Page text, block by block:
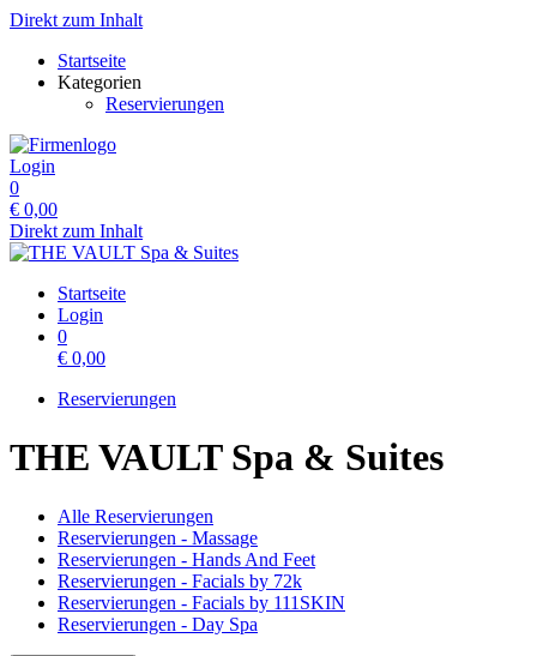
Direkt zum Inhalt
Startseite
Kategorien
Reservierungen
Login
0
€ 0,00
Direkt zum Inhalt
Startseite
Login
0
€ 0,00
Reservierungen
THE VAULT Spa & Suites
Alle Reservierungen
Reservierungen - Massage
Reservierungen - Hands And Feet
Reservierungen - Facials by 72k
Reservierungen - Facials by 111SKIN
Reservierungen - Day Spa